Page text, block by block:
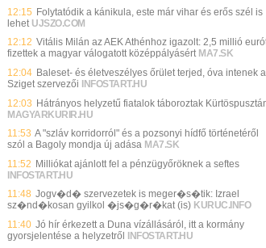
12:15 Folytatódik a kánikula, este már vihar és erős szél is
lehet UJSZO.COM
12:12 Vitális Milán az AEK Athénhoz igazolt: 2,5 millió
fizettek a magyar válogatott középpályásért MA7.SK
12:04 Baleset- és életveszélyes őrület terjed, óva intenek a
Sziget szervezői
INFOSTART.HU
12:03 Hátrányos helyzetű fiatalok táboroztak
MAGYARKURIR.HU
11:53 A "szláv korridorról" és a pozsonyi hídfő történetéről
szól a Bagoly mondja új adása MA7.SK
11:52 Milliókat ajánlott fel a pénzügyőröknek a seftes
INFOSTART.HU
11:48 Jogv�d� szervezetek is meger�s�tik: Izrael
sz�nd�kosan gyilkol �js�g�r�kat (is) KURUC.INFO
11:40 Jó hír érkezett a Duna vízállásáról, itt a kormány
gyorsjelentése a helyzetről
INFOSTART.HU